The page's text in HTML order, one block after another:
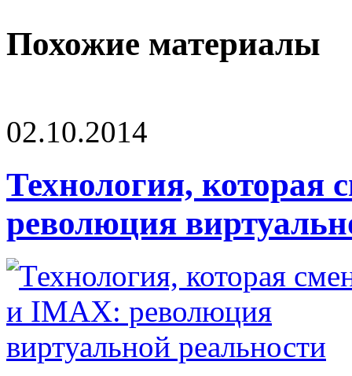
Похожие материалы
02.10.2014
Технология, которая
революция